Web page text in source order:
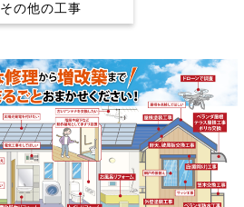
その他の工事